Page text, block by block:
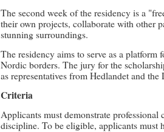
The second week of the residency is a
their own projects, collaborate with other
stunning surroundings.
The residency aims to serve as a
Nordic borders. The jury for the
as representatives from Hedlandet and
Criteria
Applicants must demonstrate
discipline. To be eligible, applicants must